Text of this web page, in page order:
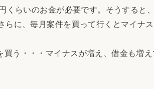
らいのお金が必要です。そうすると
らに、毎月案件を買って行くとマイナ
う・・・マイナスが増え、借金も増